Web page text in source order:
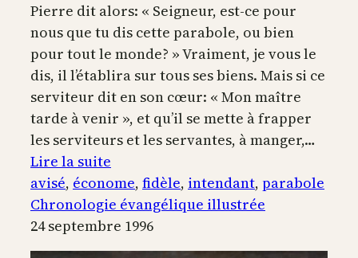
Pierre dit alors: « Seigneur, est-ce pour
nous que tu dis cette parabole, ou bien
pour tout le monde? » Vraiment, je vous le
dis, il l’établira sur tous ses biens. Mais si ce
serviteur dit en son cœur: « Mon maître
tarde à venir », et qu’il se mette à frapper
les serviteurs et les servantes, à manger,…
Lire la suite
La
parabole
de
l’intendant
avisé, économe, fidèle, intendant, parabole
Chronologie évangélique illustrée
24 septembre 1996